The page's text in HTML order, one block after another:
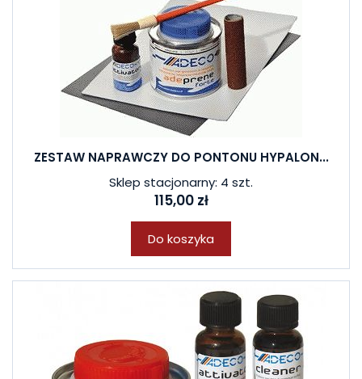
ZESTAW NAPRAWCZY DO PONTONU HYPALON...
Sklep stacjonarny: 4 szt.
115,00 zł
Do koszyka